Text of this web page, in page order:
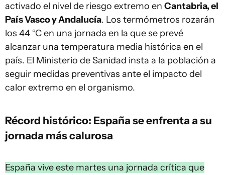
activado el nivel de riesgo extremo en Cantabria, el
País Vasco y Andalucía. Los termómetros rozarán
los 44 °C en una jornada en la que se prevé
alcanzar una temperatura media histórica en el
país. El Ministerio de Sanidad insta a la población a
seguir medidas preventivas ante el impacto del
calor extremo en el organismo.
Récord histórico: España se enfrenta a su
jornada más calurosa
España vive este martes una jornada crítica que